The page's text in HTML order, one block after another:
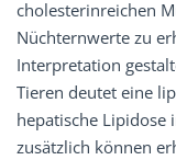
cholesterinreichen
Nüchternwerte zu
Interpretation
Tieren deutet eine
hepatische Lipidose
zusätzlich können